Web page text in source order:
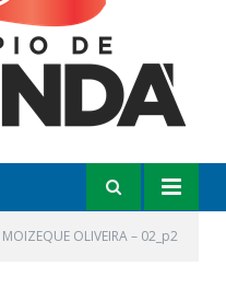
MOIZEQUE OLIVEIRA – 02_p2